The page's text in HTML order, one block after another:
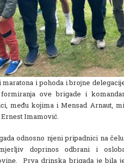
maratona i pohoda i brojne
formiranja ove brigade i
među kojima i Mensad Arnaut,
Ernest Imamović.
odnosno njeni pripadnici na
doprinos odbrani i
Prva drinska brigada je bila